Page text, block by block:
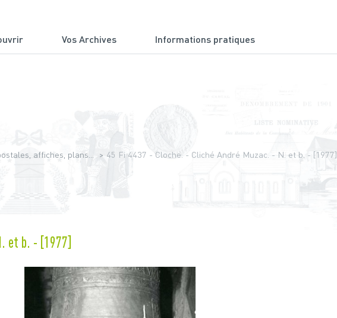
Vos Archives Informations pratiques
affiches, plans... 45 Fi 4437 - Cloche. - Cliché André Muzac. - N. et b. - [1977]
et b. - [1977]